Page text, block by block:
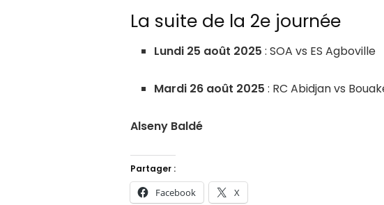
La suite de la 2e journée
Lundi 25 août 2025 : SOA vs ES Agboville
Mardi 26 août 2025 : RC Abidjan vs
Alseny Baldé
Partager :
Facebook X